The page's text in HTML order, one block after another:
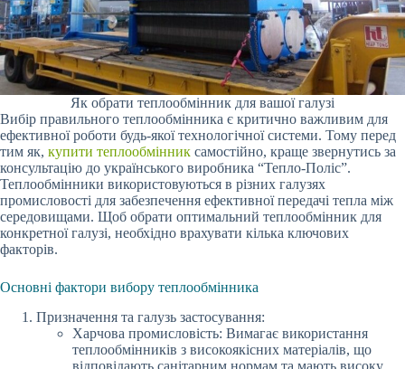
Як обрати теплообмінник для вашої галузі
Вибір правильного теплообмінника є критично важливим для
ефективної роботи будь-якої технологічної системи. Тому перед
тим як, купити теплообмінник самостійно, краще звернутись за
консультацію до українського виробника “Тепло-Поліс”.
Теплообмінники використовуються в різних галузях
промисловості для забезпечення ефективної передачі тепла між
середовищами. Щоб обрати оптимальний теплообмінник для
конкретної галузі, необхідно врахувати кілька ключових
факторів.
Основні фактори вибору теплообмінника
Призначення та галузь застосування:
Харчова промисловість: Вимагає використання
теплообмінників з високоякісних матеріалів, що
відповідають санітарним нормам та мають високу